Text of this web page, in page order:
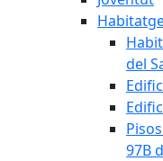
del
97B